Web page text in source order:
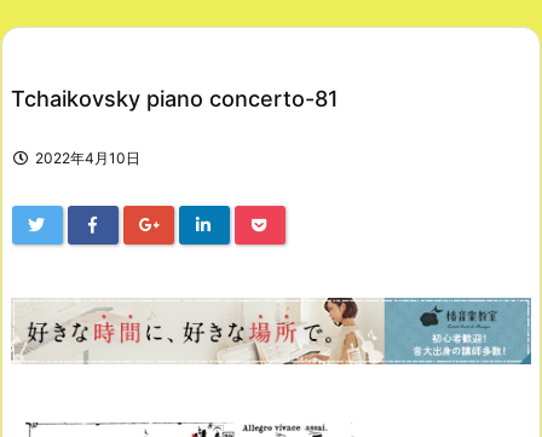
Tchaikovsky piano concerto-81
2022年4月10日